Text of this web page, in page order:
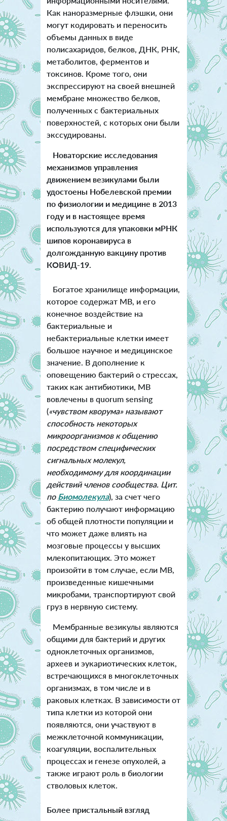
Как наноразмерные флэшки, они
могут кодировать и переносить
объемы данных в виде
полисахаридов, белков, ДНК, РНК,
метаболитов, ферментов и
токсинов. Кроме того, они
экспрессируют на своей внешней
мембране множество белков,
полученных с бактериальных
поверхностей, с которых они были
экссудированы.
Новаторские исследования
механизмов управления
движением везикулами были
удостоены Нобелевской премии
по физиологии и медицине в 2013
году и в настоящее время
используются для упаковки мРНК
шипов коронавируса в
долгожданную вакцину против
КОВИД-19.
Богатое хранилище информации,
которое содержат MВ, и его
конечное воздействие на
бактериальные и
небактериальные клетки имеет
большое научное и медицинское
значение. В дополнение к
оповещению бактерий о стрессах,
таких как антибиотики, MВ
вовлечены в quorum sensing
(«чувством кворума» называют
способность некоторых
микроорганизмов к общению
посредством специфических
сигнальных молекул,
необходимому для координации
действий членов сообщества. Цит.
по Биомолекула), за счет чего
бактерию получают информацию
об общей плотности популяции и
что может даже влиять на
мозговые процессы у высших
млекопитающих. Это может
произойти в том случае, если MВ,
произведенные кишечными
микробами, транспортируют свой
груз в нервную систему.
Мембранные везикулы являются
общими для бактерий и других
одноклеточных организмов,
археев и эукариотических клеток,
встречающихся в многоклеточных
организмах, в том числе и в
раковых клетках. В зависимости от
типа клетки из которой они
появляются, они участвуют в
межклеточной коммуникации,
коагуляции, воспалительных
процессах и генезе опухолей, а
также играют роль в биологии
стволовых клеток.
Более пристальный взгляд